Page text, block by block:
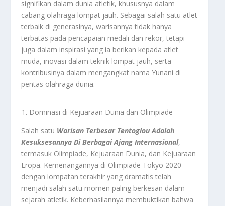
signifikan dalam dunia atletik, khususnya dalam
cabang olahraga lompat jauh. Sebagai salah satu atlet
terbaik di generasinya, warisannya tidak hanya
terbatas pada pencapaian medali dan rekor, tetapi
juga dalam inspirasi yang ia berikan kepada atlet
muda, inovasi dalam teknik lompat jauh, serta
kontribusinya dalam mengangkat nama Yunani di
pentas olahraga dunia.
Dominasi di Kejuaraan Dunia dan Olimpiade
Salah satu Warisan Terbesar Tentoglou Adalah
Kesuksesannya Di Berbagai Ajang Internasional,
termasuk Olimpiade, Kejuaraan Dunia, dan Kejuaraan
Eropa. Kemenangannya di Olimpiade Tokyo 2020
dengan lompatan terakhir yang dramatis telah
menjadi salah satu momen paling berkesan dalam
sejarah atletik. Keberhasilannya membuktikan bahwa